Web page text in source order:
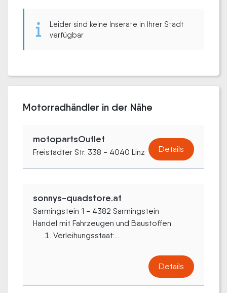
Leider sind keine Inserate in Ihrer Stadt
verfügbar
Motorradhändler in der Nähe
motopartsOutlet
Freistädter Str. 338 - 4040 Linz Details
sonnys-quadstore.at
Sarmingstein 1 - 4382 Sarmingstein
Handel mit Fahrzeugen und Baustoffen
Verleihungsstaat:...
Details